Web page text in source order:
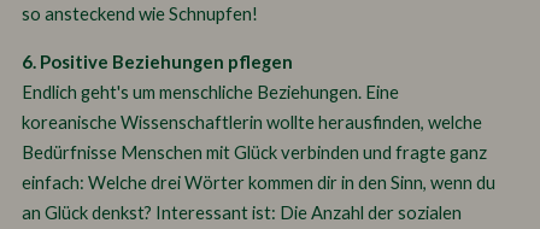
so ansteckend wie Schnupfen!
6. Positive Beziehungen pflegen
Endlich geht's um menschliche Beziehungen. Eine
koreanische Wissenschaftlerin wollte herausfinden, welche
Bedürfnisse Menschen mit Glück verbinden und fragte ganz
einfach: Welche drei Wörter kommen dir in den Sinn, wenn du
an Glück denkst? Interessant ist: Die Anzahl der sozialen